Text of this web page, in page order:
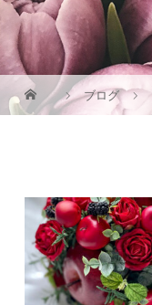
ブログ